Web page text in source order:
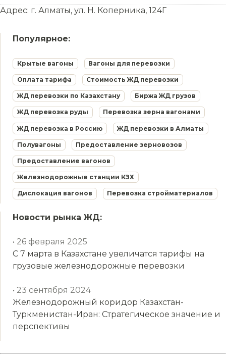
Адрес: г. Алматы, ул. Н. Коперника, 124Г
Популярное:
Крытые вагоны Вагоны для перевозки
Оплата тарифа Стоимость ЖД перевозки
ЖД перевозки по Казахстану Биржа ЖД грузов
ЖД перевозка руды Перевозка зерна вагонами
ЖД перевозка в Россию ЖД перевозки в Алматы
Полувагоны Предоставление зерновозов
Предоставление вагонов
Железнодорожные станции КЗХ
Дислокация вагонов Перевозка стройматериалов
Новости рынка ЖД:
• 26 февраля 2025
С 7 марта в Казахстане увеличатся тарифы на
грузовые железнодорожные перевозки
• 23 сентября 2024
Железнодорожный коридор Казахстан-
Туркменистан-Иран: Стратегическое значение и
перспективы